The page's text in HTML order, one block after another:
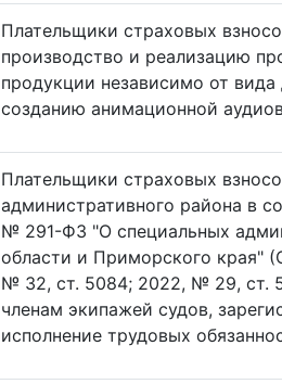
Плательщики страховых
производство и реализацию
продукции независимо от
созданию анимационной
Плательщики страховых
административного района в
№ 291-ФЗ "О специальных
области и Приморского края"
№ 32, ст. 5084; 2022, № 29, ст.
членам экипажей судов,
исполнение трудовых